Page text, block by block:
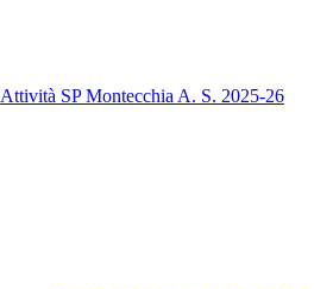
Attività SP Montecchia A. S. 2025-26